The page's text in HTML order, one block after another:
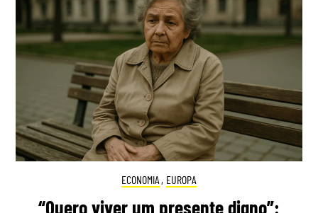
ECONOMIA , EUROPA
“Quero viver um presente digno”: